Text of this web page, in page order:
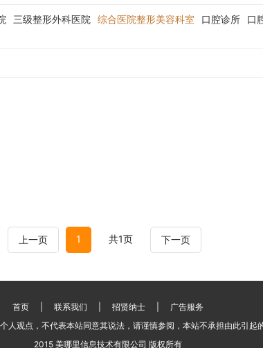
三级整形外科医院 综合医院整形美容科室 口腔诊所 口
上一页 1 共1页 下一页
首页 联系我们 招贤纳士
广告服务
人观点，不代表本站同意其说法，请谨慎参阅，本站不承担由此引起
2015 美哪里信息技术有限公司 版权所有